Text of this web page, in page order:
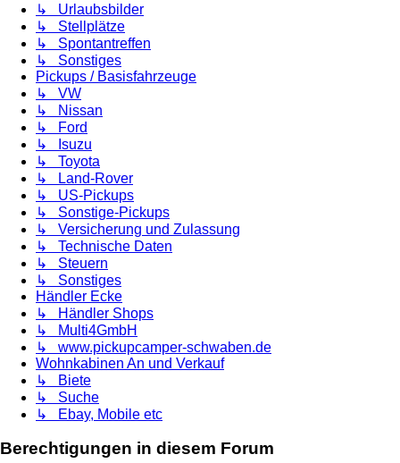
↳ Urlaubsbilder
↳ Stellplätze
↳ Spontantreffen
↳ Sonstiges
Pickups / Basisfahrzeuge
↳ VW
↳ Nissan
↳ Ford
↳ Isuzu
↳ Toyota
↳ Land-Rover
↳ US-Pickups
↳ Sonstige-Pickups
↳ Versicherung und Zulassung
↳ Technische Daten
↳ Steuern
↳ Sonstiges
Händler Ecke
↳ Händler Shops
↳ Multi4GmbH
↳ www.pickupcamper-schwaben.de
Wohnkabinen An und Verkauf
↳ Biete
↳ Suche
↳ Ebay, Mobile etc
Berechtigungen in diesem Forum